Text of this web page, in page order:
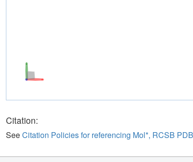
Citation:
SeeCitation Policies for referencing Mol*, RCSB